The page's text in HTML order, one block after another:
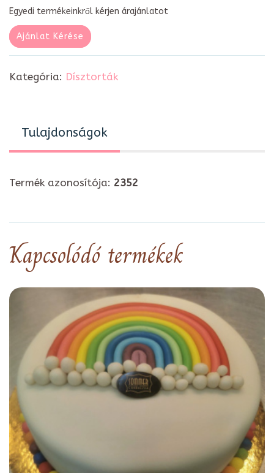
Egyedi termékeinkről kérjen árajánlatot
Ajánlat Kérése
Kategória: Dísztorták
Tulajdonságok
Termék azonosítója: 2352
Kapcsolódó termékek